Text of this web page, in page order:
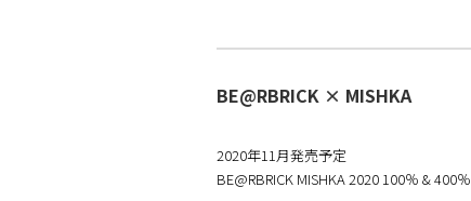
BE@RBRICK × MISHKA
2020年11月発売予定
BE@RBRICK MISHKA 2020 100％ & 400％